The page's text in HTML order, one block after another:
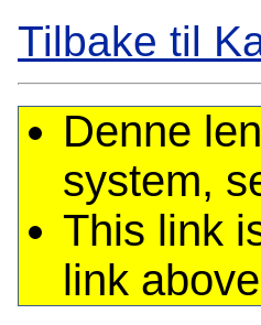
Tilbake til
Denne
system,
This link
link